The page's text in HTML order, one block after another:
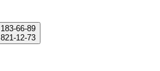
183-66-89
821-12-73